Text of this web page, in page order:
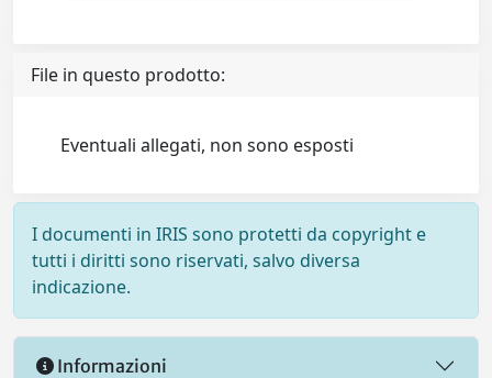
File in questo prodotto:
Eventuali allegati, non sono esposti
I documenti in IRIS sono protetti da copyright e
tutti i diritti sono riservati, salvo diversa
indicazione.
Informazioni